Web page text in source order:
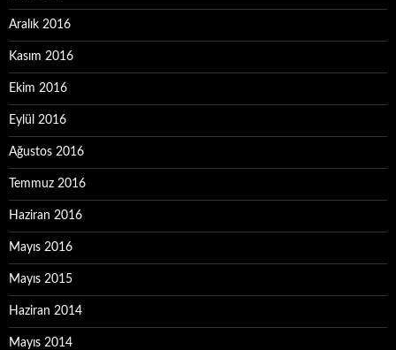
Aralık 2016
Kasım 2016
Ekim 2016
Eylül 2016
Ağustos 2016
Temmuz 2016
Haziran 2016
Mayıs 2016
Mayıs 2015
Haziran 2014
Mayıs 2014